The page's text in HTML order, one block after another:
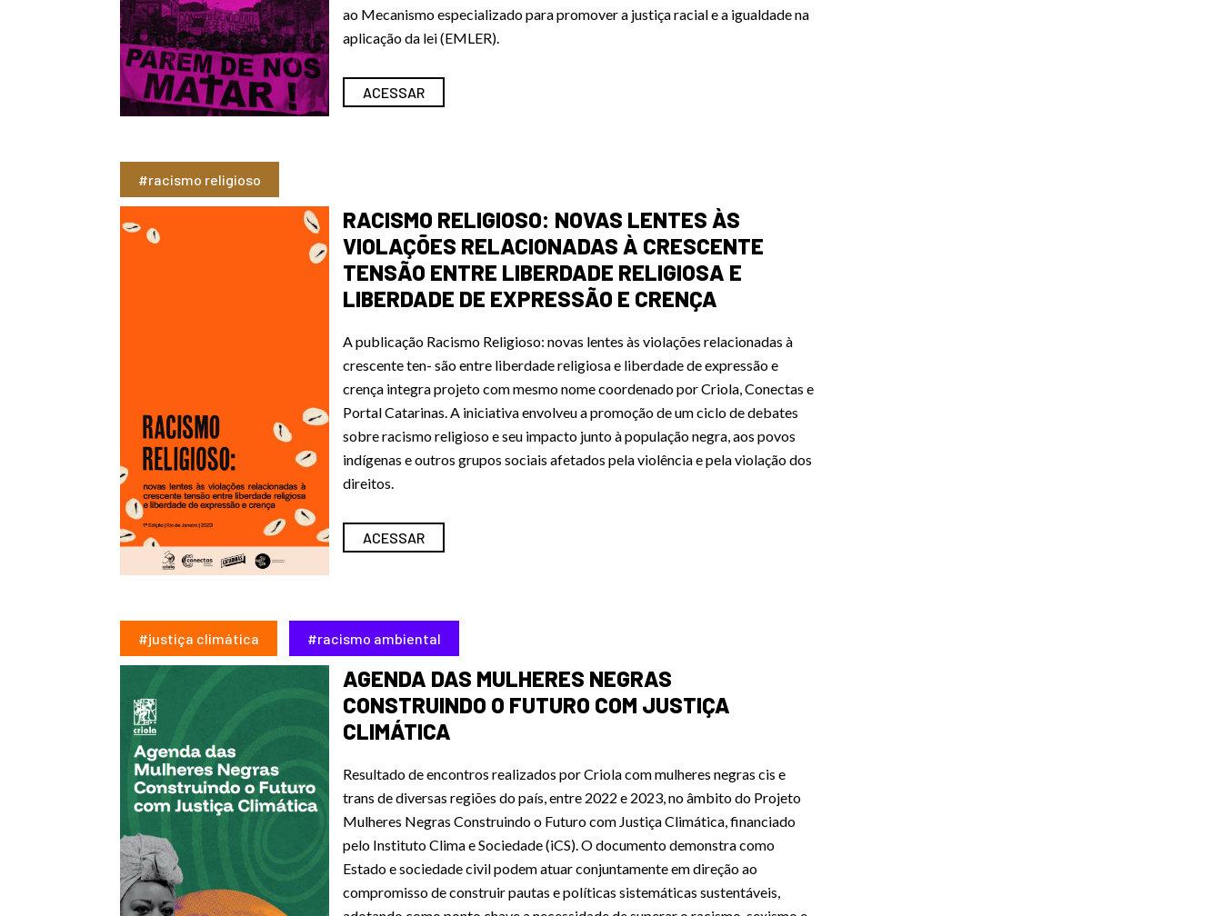
ao Mecanismo especializado para promover a justiça racial e a igualdade na
aplicação da lei (EMLER).
ACESSAR
#racismo religioso
RACISMO RELIGIOSO: NOVAS LENTES ÀS
VIOLAÇÕES RELACIONADAS À CRESCENTE
TENSÃO ENTRE LIBERDADE RELIGIOSA E
LIBERDADE DE EXPRESSÃO E CRENÇA
A publicação Racismo Religioso: novas lentes às violações relacionadas à
crescente ten- são entre liberdade religiosa e liberdade de expressão e
crença integra projeto com mesmo nome coordenado por Criola, Conectas e
Portal Catarinas. A iniciativa envolveu a promoção de um ciclo de debates
sobre racismo religioso e seu impacto junto à população negra, aos povos
indígenas e outros grupos sociais afetados pela violência e pela violação dos
direitos.
ACESSAR
#justiça climática #racismo ambiental
AGENDA DAS MULHERES NEGRAS
CONSTRUINDO O FUTURO COM JUSTIÇA
CLIMÁTICA
Resultado de encontros realizados por Criola com mulheres negras cis e
trans de diversas regiões do país, entre 2022 e 2023, no âmbito do Projeto
Mulheres Negras Construindo o Futuro com Justiça Climática, financiado
pelo Instituto Clima e Sociedade (iCS). O documento demonstra como
Estado e sociedade civil podem atuar conjuntamente em direção ao
compromisso de construir pautas e políticas sistemáticas sustentáveis,